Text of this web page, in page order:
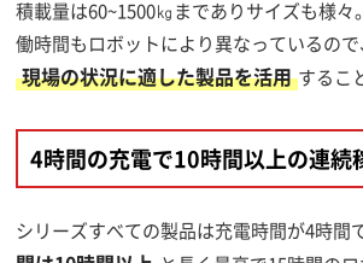
積載量は60~1500㎏までありサイズも様
働時間もロボットにより異なっているの
現場の状況に適した製品を活用 するこ
4時間の充電で10時間以上の連続
シリーズすべての製品は充電時間が4時間